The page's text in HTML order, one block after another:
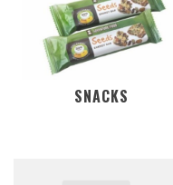
SNACKS